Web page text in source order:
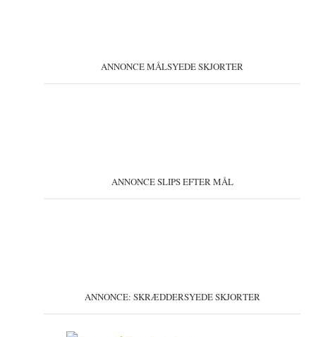
ANNONCE MÅLSYEDE SKJORTER
ANNONCE SLIPS EFTER MÅL
ANNONCE: SKRÆDDERSYEDE SKJORTER